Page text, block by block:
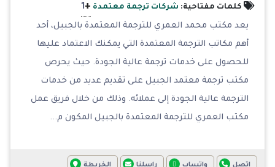
كلمات مفتاحية: شركات ترجمة معتمدة +
1
يعد مكتب محمد العمري للترجمة المعتمدة بالجبيل، أحد
أهم مكاتب الترجمة المعتمدة التي يمكنك الاعتماد عليها
للحصول على خدمات ترجمة عالية الجودة. حيث يحرص
مكتب ترجمة معتمد الجبيل على تقديم عديد من خدمات
الترجمة عالية الجودة إلى عملائه. وذلك من خلال فريق عمل
مكتب العمري للترجمة المعتمدة بالجبيل المكون م...
اتصل واتساب راسلنا الخريطة